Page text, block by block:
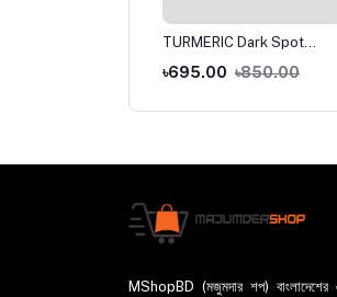
TURMERIC Dark Spot
Corrector Serum,
Turmeric Repair Face
Remover Serum for Face
30ML)
৳695.00 ৳850.00
MShopBD (মজুমদার শপ) বাংলাদেশের